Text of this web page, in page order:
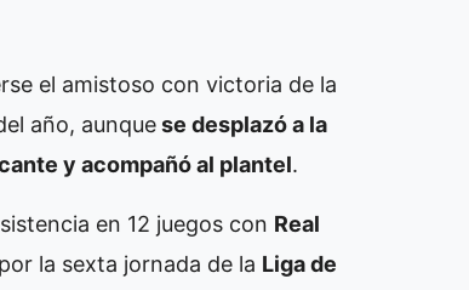
el amistoso con victoria de la
año, aunquese desplazó a la
y acompañó al plantel.
en 12 juegos con Real
por la sexta jornada de la Liga de